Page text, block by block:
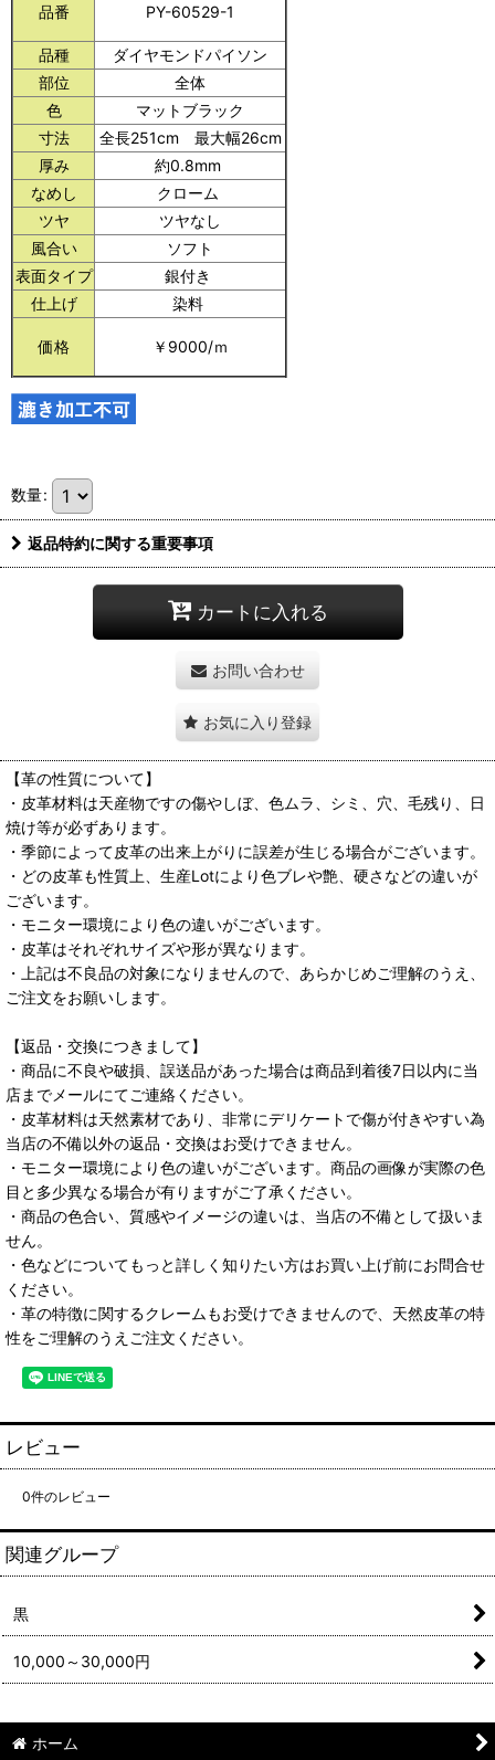
品番 PY-60529-1
品種
ダイヤモンドパイソン
部位
全体
色
マットブラック
寸法
全長251cm 最大幅26cm
厚み
約0.8mm
なめし
クローム
ツヤ
ツヤなし
風合い
ソフト
表面タイプ
銀付き
仕上げ
染料
価格 ￥9000/ｍ
数量:
返品特約に関する重要事項
カートに入れる
お問い合わせ
お気に入り登録
【革の性質について】
・皮革材料は天産物ですの傷やしぼ、色ムラ、シミ、穴、毛残り、日
焼け等が必ずあります。
・季節によって皮革の出来上がりに誤差が生じる場合がございます。
・どの皮革も性質上、生産Lotにより色ブレや艶、硬さなどの違いが
ございます。
・モニター環境により色の違いがございます。
・皮革はそれぞれサイズや形が異なります。
・上記は不良品の対象になりませんので、あらかじめご理解のうえ、
ご注文をお願いします。
【返品・交換につきまして】
・商品に不良や破損、誤送品があった場合は商品到着後7日以内に当
店までメールにてご連絡ください。
・皮革材料は天然素材であり、非常にデリケートで傷が付きやすい為
当店の不備以外の返品・交換はお受けできません。
・モニター環境により色の違いがございます。商品の画像が実際の色
目と多少異なる場合が有りますがご了承ください。
・商品の色合い、質感やイメージの違いは、当店の不備として扱いま
せん。
・色などについてもっと詳しく知りたい方はお買い上げ前にお問合せ
ください。
・革の特徴に関するクレームもお受けできませんので、天然皮革の特
性をご理解のうえご注文ください。
レビュー
0件のレビュー
関連グループ
黒
10,000～30,000円
ホーム